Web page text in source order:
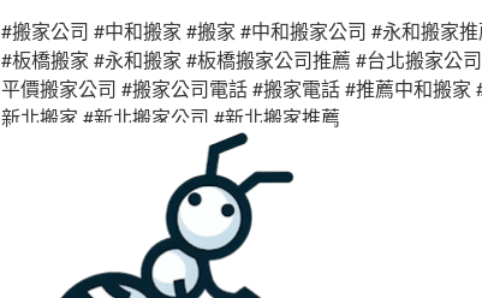
#搬家公司 #中和搬家 #搬家 #中和搬家公司 #永和搬家
#板橋搬家 #永和搬家 #板橋搬家公司推薦 #台北搬家公
平價搬家公司 #搬家公司電話 #搬家電話 #推薦中和搬家
新北搬家 #新北搬家公司 #新北搬家推薦